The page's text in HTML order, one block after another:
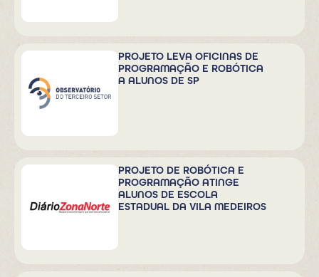
PROJETO LEVA OFICINAS DE
PROGRAMAÇÃO E ROBÓTICA
A ALUNOS DE SP
PROJETO DE ROBÓTICA E
PROGRAMAÇÃO ATINGE
ALUNOS DE ESCOLA
ESTADUAL DA VILA MEDEIROS